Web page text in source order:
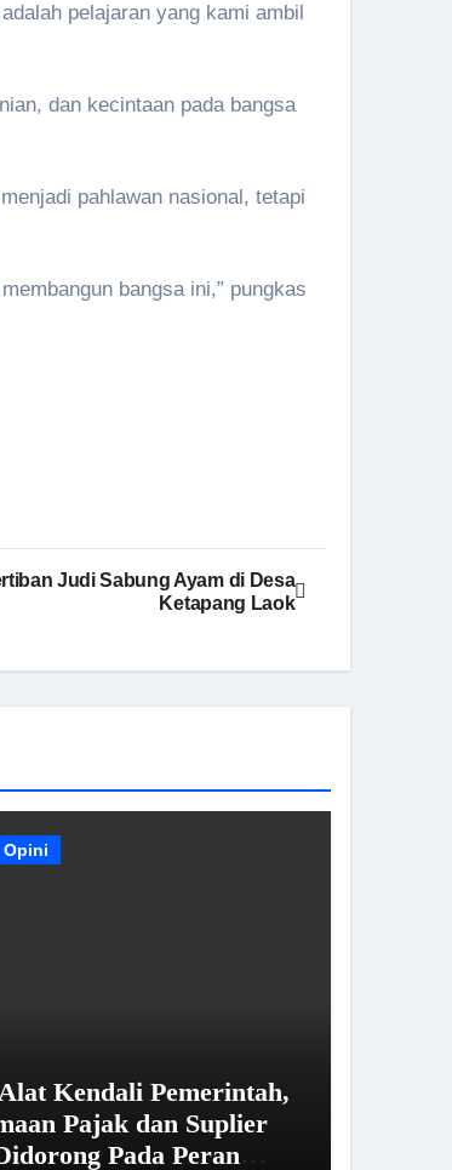
pelajaran yang kami ambil
dan kecintaan pada bangsa
pahlawan nasional, tetapi
bangsa ini,” pungkas
Judi Sabung Ayam di Desa
Ketapang Laok
Opini
Kendali Pemerintah,
Pajak dan Suplier
Pada Peran